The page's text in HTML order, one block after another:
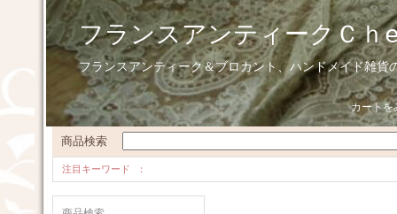
フランスアンティークＣｈ
フランスアンティーク＆ブロカント、ハンドメイド雑貨
カートを
商品検索
注目キーワード